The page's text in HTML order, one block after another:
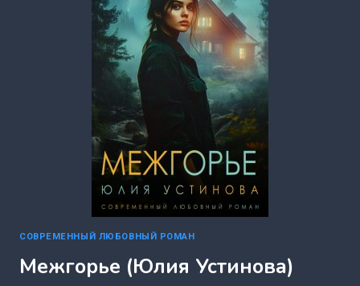
СОВРЕМЕННЫЙ ЛЮБОВНЫЙ РОМАН
Межгорье (Юлия Устинова)